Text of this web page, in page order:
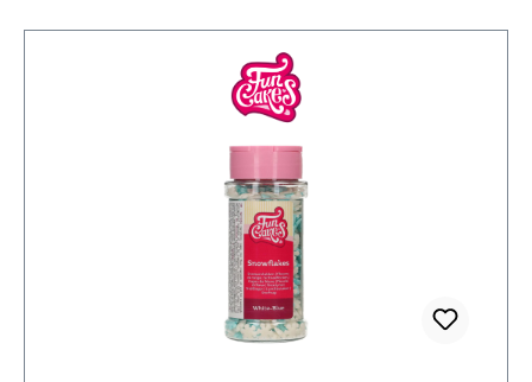
Temperaturen auf dem Versandweg zu einer
Qualitätsminderung kommen. Hinweis: Nur für die
Dekoration von Kuchen und feinen Backwaren